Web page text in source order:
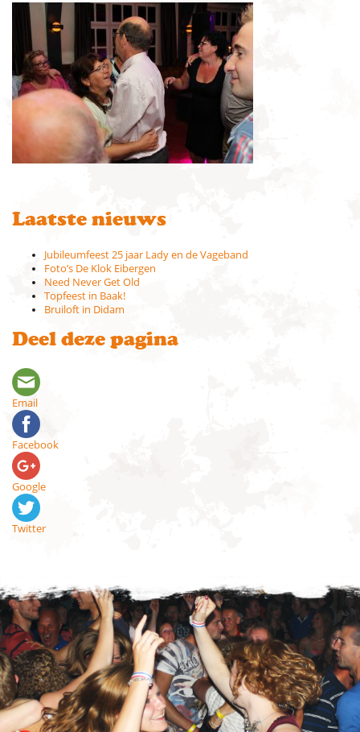
Laatste nieuws
Jubileumfeest 25 jaar Lady en de Vageband
Foto’s De Klok Eibergen
Need Never Get Old
Topfeest in Baak!
Bruiloft in Didam
Deel deze pagina
Email
Facebook
Google
Twitter